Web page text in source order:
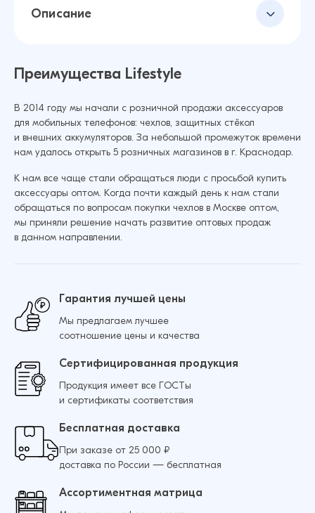
Описание
Преимущества Lifestyle
В 2014 году мы начали с розничной продажи аксессуаров
для мобильных телефонов: чехлов, защитных стёкол
и внешних аккумуляторов. За небольшой промежуток времени
нам удалось открыть 5 розничных магазинов в г. Краснодар.
К нам все чаще стали обращаться люди с просьбой купить
аксессуары оптом. Когда почти каждый день к нам стали
обращаться по вопросам покупки чехлов в Москве оптом,
мы приняли решение начать развитие оптовых продаж
в данном направлении.
Гарантия лучшей цены
Мы предлагаем лучшее
соотношение цены и качества
Сертифицированная продукция
Продукция имеет все ГОСТы
и сертификаты соответствия
Бесплатная доставка
При заказе от 25 000 ₽
доставка по России — бесплатная
Ассортиментная матрица